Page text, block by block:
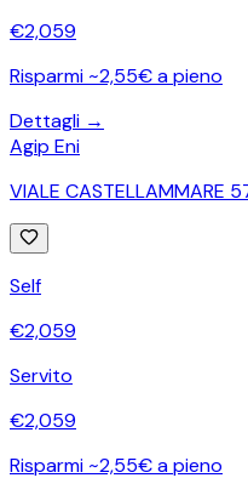
€2,059
Risparmi ~2,55€ a pieno
Dettagli →
Agip Eni
VIALE CASTELLAMMARE
Self
€2,059
Servito
€2,059
Risparmi ~2,55€ a pieno